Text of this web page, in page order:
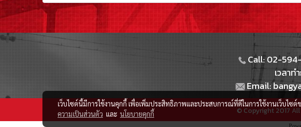
Call: 02-
เวลาท
Email:
© Copyright 2017
เว็บไซต์นี้มีการใช้งานคุกกี้ เพื่อเพิ่มประสิทธิภาพและประสบการณ์ที่ดีในการใช้งานเว็บไซ
ความเป็นส่วนตัว และ นโยบายคุกกี้